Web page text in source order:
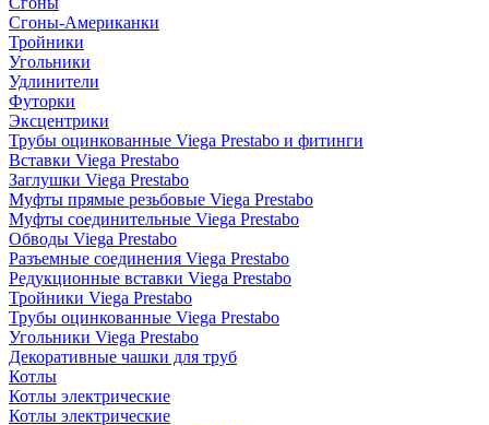
Сгоны-Американки
Тройники
Угольники
Удлинители
Футорки
Эксцентрики
Трубы оцинкованные Viega Prestabo и фитинги
Вставки Viega Prestabo
Заглушки Viega Prestabo
Муфты прямые резьбовые Viega Prestabo
Муфты соединительные Viega Prestabo
Обводы Viega Prestabo
Разъемные соединения Viega Prestabo
Редукционные вставки Viega Prestabo
Тройники Viega Prestabo
Трубы оцинкованные Viega Prestabo
Угольники Viega Prestabo
Декоративные чашки для труб
Котлы
Котлы электрические
Котлы электрические